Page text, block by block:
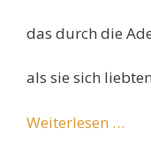
das durch die
als sie sich
Weiterlesen …